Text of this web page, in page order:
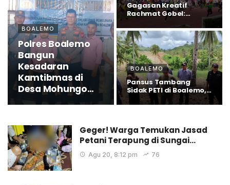
BOALEMO
Polres Boalemo
Bangun
Kesadaran
Kamtibmas di
Desa Mohungo
Lewat Penyuluhan
Gagasan Kreatif
Rachmat Gobel:
Festival Balon Udara…
BOALEMO
Pansus Tambang
Sidak PETI di Boalemo,
Mikson Yapanto:…
Geger! Warga Temukan Jasad
Petani Terapung di Sungai…
Agu 20, 8:12 pm 76